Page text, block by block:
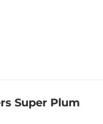
Super Plum